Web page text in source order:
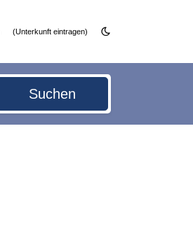
(Unterkunft eintragen)
Suchen